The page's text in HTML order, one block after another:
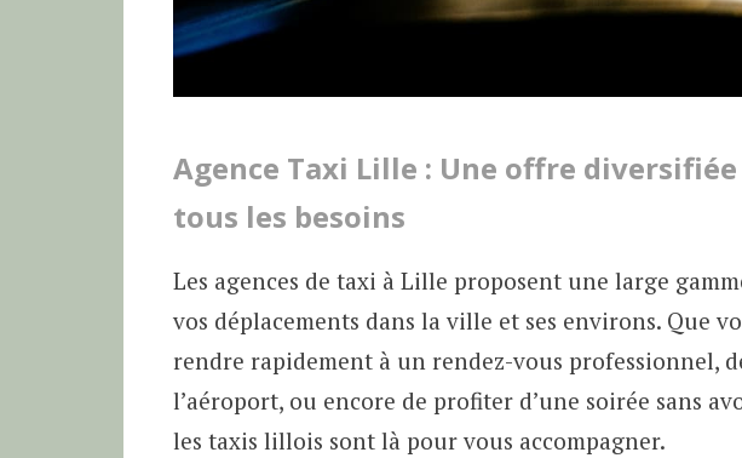
Agence Taxi Lille : Une offre
tous les besoins
Les agences de taxi à Lille proposent une large
vos déplacements dans la ville et ses environs. Que
rendre rapidement à un rendez-vous professionnel,
l’aéroport, ou encore de profiter d’une soirée sans
les taxis lillois sont là pour vous accompagner.